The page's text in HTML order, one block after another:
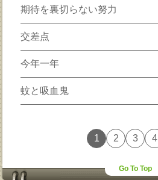
期待を裏切らない努力
交差点
今年一年
蚊と吸血鬼
1 2 3 4
Go To Top